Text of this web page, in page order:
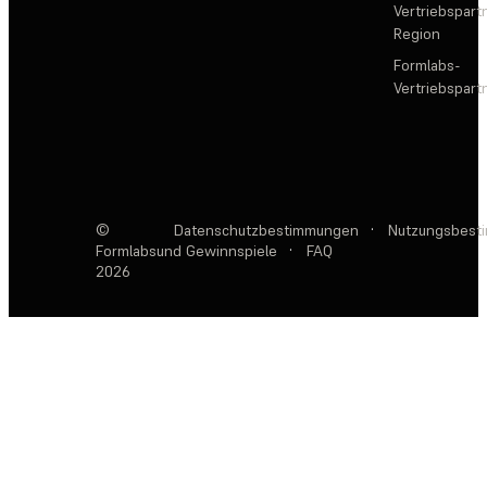
Region
Formlabs-
©
Formlabs
2026
Datenschutzbestimmungen ·
und Gewinnspiele
· FAQ